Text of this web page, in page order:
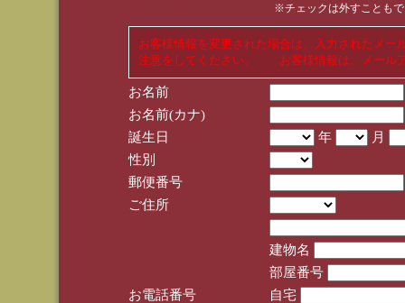
※チェックは外すことも
お客様情報を変更された場合は、入力されたメ
注意をしてください。 お客様情報は、メール
お名前
お名前(カナ)
誕生日
年
月
性別
郵便番号
ご住所
建物名
部屋番号
お電話番号
自宅